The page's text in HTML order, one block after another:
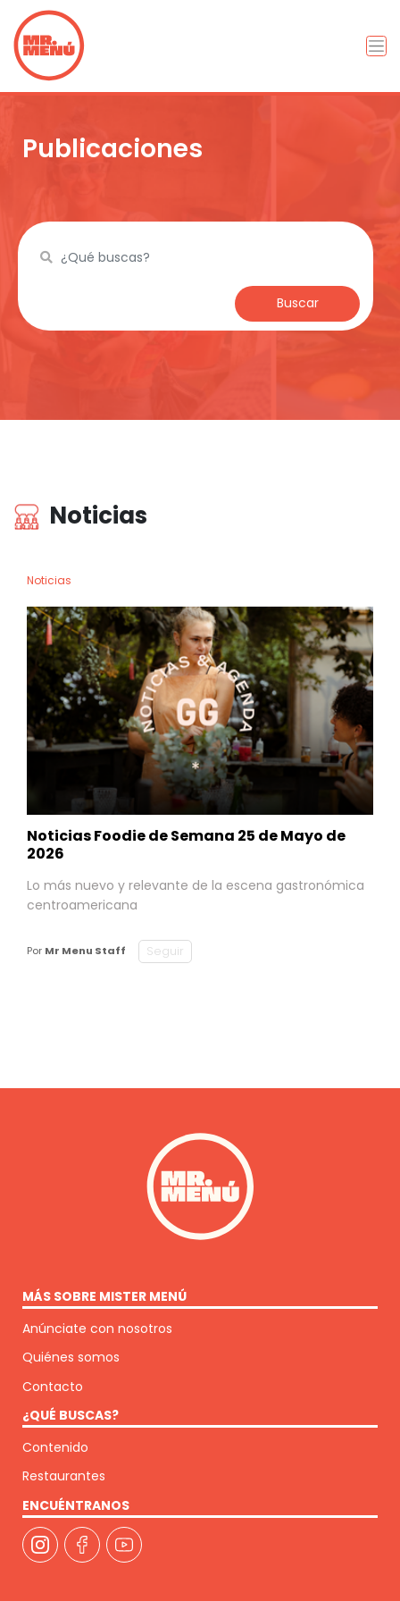
Publicaciones
Buscar
Noticias
Noticias
Noticias Foodie de Semana 25 de Mayo de
2026
Lo más nuevo y relevante de la escena gastronómica
centroamericana
Por Mr Menu Staff Seguir
MÁS SOBRE MISTER MENÚ
Anúnciate con nosotros
Quiénes somos
Contacto
¿QUÉ BUSCAS?
Contenido
Restaurantes
ENCUÉNTRANOS